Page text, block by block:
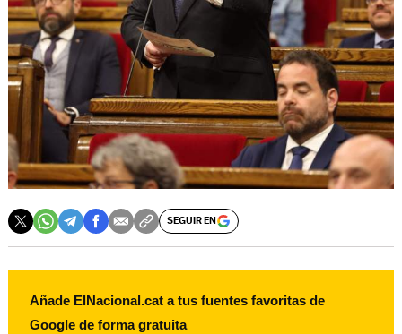
SEGUIR EN
Añade ElNacional.cat a tus fuentes favoritas de
Google de forma gratuita